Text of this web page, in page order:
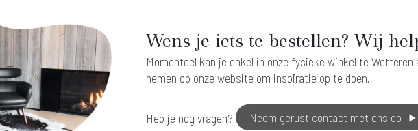
Wens je iets te bestellen? Wij
Momenteel kan je enkel in onze fysieke winkel te
nemen op onze website om inspiratie op te doen.
Heb je nog vragen? Neem gerust contact met ons op